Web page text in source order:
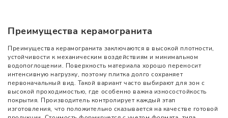
Преимущества керамогранита
Преимущества керамогранита заключаются в высокой плотности,
устойчивости к механическим воздействиям и минимальном
водопоглощении. Поверхность материала хорошо переносит
интенсивную нагрузку, поэтому плитка долго сохраняет
первоначальный вид. Такой вариант часто выбирают для зон с
высокой проходимостью, где особенно важна износостойкость
покрытия. Производитель контролирует каждый этап
изготовления, что положительно сказывается на качестве готовой